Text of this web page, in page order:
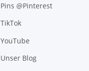
Pins @Pinterest
TikTok
YouTube
Unser Blog